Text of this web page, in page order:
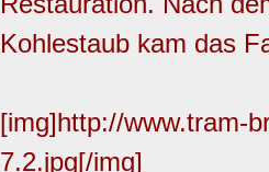
Kohlestaub kam das
[img]http://www.tram-
7.2.jpg[/img]